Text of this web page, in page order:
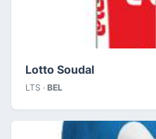
Lotto Soudal
LTS · BEL